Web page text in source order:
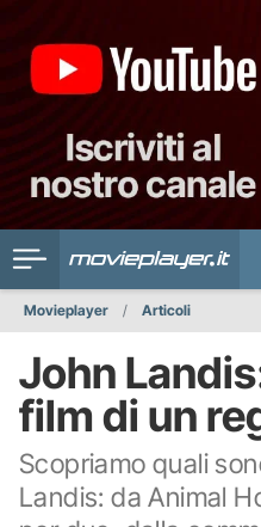
Movieplayer Articoli
John
film di un
Scopriamo quali
Landis: da Animal